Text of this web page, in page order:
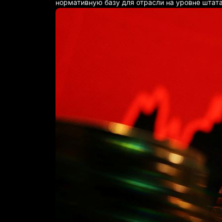
нормативную базу для отрасли на уровне